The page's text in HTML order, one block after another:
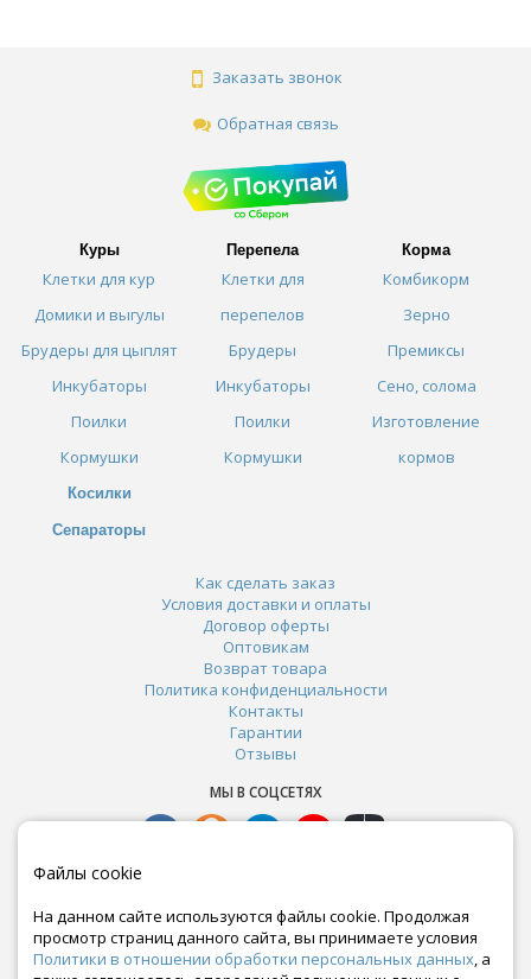
Заказать звонок
Обратная связь
Куры
Клетки для кур
Домики и выгулы
Брудеры для цыплят
Инкубаторы
Поилки
Кормушки
Косилки
Сепараторы
Перепела
Клетки для
перепелов
Брудеры
Инкубаторы
Поилки
Кормушки
Корма
Комбикорм
Зерно
Премиксы
Сено, солома
Изготовление
кормов
Как сделать заказ
Условия доставки и оплаты
Договор оферты
Оптовикам
Возврат товара
Политика конфиденциальности
Контакты
Гарантии
Отзывы
МЫ В СОЦСЕТЯХ
Файлы cookie
На данном сайте используются файлы cookie. Продолжая
просмотр страниц данного сайта, вы принимаете условия
Политики в отношении обработки персональных данных, а